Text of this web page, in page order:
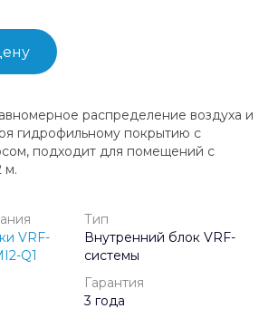
распределение воздуха и
гидрофильному покрытию с
подходит для помещений с
м.
VRF-
Q1
Тип
Внутренний блок VRF-
системы
Гарантия
3 года